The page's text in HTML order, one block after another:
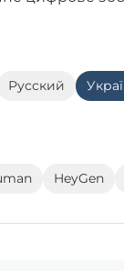
Русский
HeyGen